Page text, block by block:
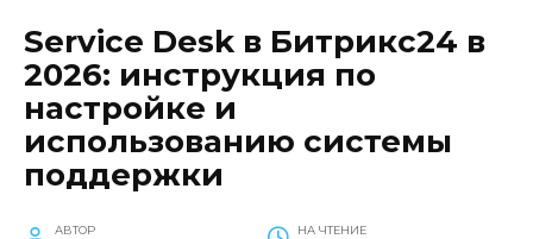
Service Desk в Битрикс24 в
2026: инструкция по
настройке и
использованию системы
поддержки
АВТОР НА ЧТЕНИЕ